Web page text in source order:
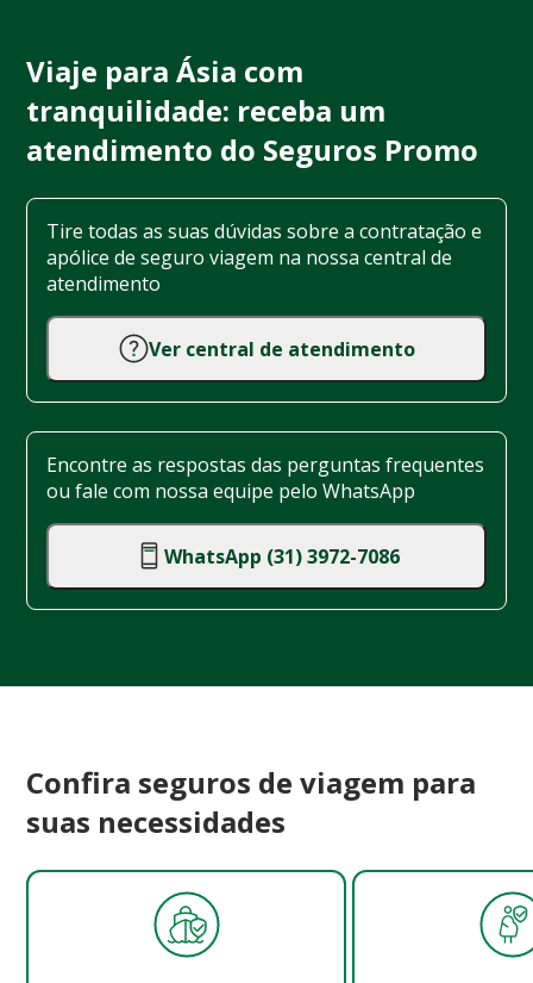
Viaje para Ásia com
tranquilidade: receba um
atendimento do Seguros Promo
Tire todas as suas dúvidas sobre a contratação e
apólice de seguro viagem na nossa central de
atendimento
Ver central de atendimento
Encontre as respostas das perguntas frequentes
ou fale com nossa equipe pelo WhatsApp
WhatsApp (31) 3972-7086
Confira seguros de viagem para
suas necessidades